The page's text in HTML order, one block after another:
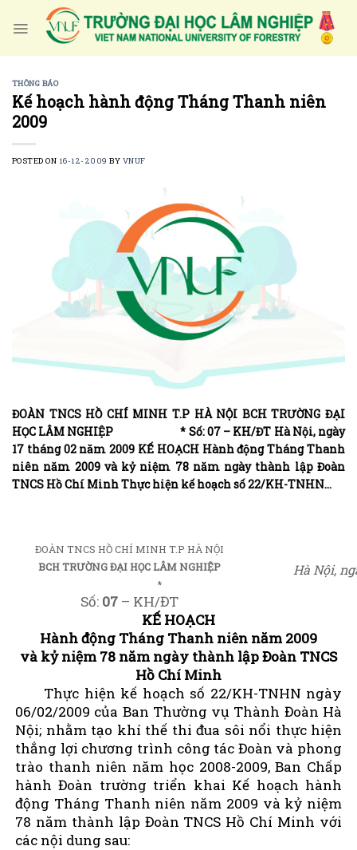
THÔNG BÁO
Kế hoạch hành động Tháng Thanh niên
2009
POSTED ON 16-12-2009 BY VNUF
ĐOÀN TNCS HỒ CHÍ MINH T.P HÀ NỘI BCH TRƯỜNG ĐẠI
HỌC LÂM NGHIỆP * Số: 07 – KH/ĐT Hà Nội, ngày
17 tháng 02 năm 2009 KẾ HOẠCH Hành động Tháng Thanh
niên năm 2009 và kỷ niệm 78 năm ngày thành lập Đoàn
TNCS Hồ Chí Minh Thực hiện kế hoạch số 22/KH-TNHN…
ĐOÀN TNCS HỒ CHÍ MINH T.P HÀ NỘI
BCH TRƯỜNG ĐẠI HỌC LÂM NGHIỆP
*
Số: 07– KH/ĐT
Hà Nội,
KẾ HOẠCH
Hành động Tháng Thanh niên năm 2009
và kỷ niệm 78 năm ngày thành lập Đoàn TNCS
Hồ Chí Minh
Thực hiện kế hoạch số 22/KH-TNHN ngày
06/02/2009 của Ban Thường vụ Thành Đoàn Hà
Nội; nhằm tạo khí thế thi đua sôi nổi thực hiện
thắng lợi chương trình công tác Đoàn và phong
trào thanh niên năm học 2008-2009, Ban Chấp
hành Đoàn trường triển khai Kế hoạch hành
động Tháng Thanh niên năm 2009 và kỷ niệm
78 năm thành lập Đoàn TNCS Hồ Chí Minh với
các nội dung sau: